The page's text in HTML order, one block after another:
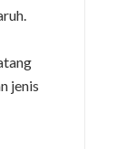
jenis